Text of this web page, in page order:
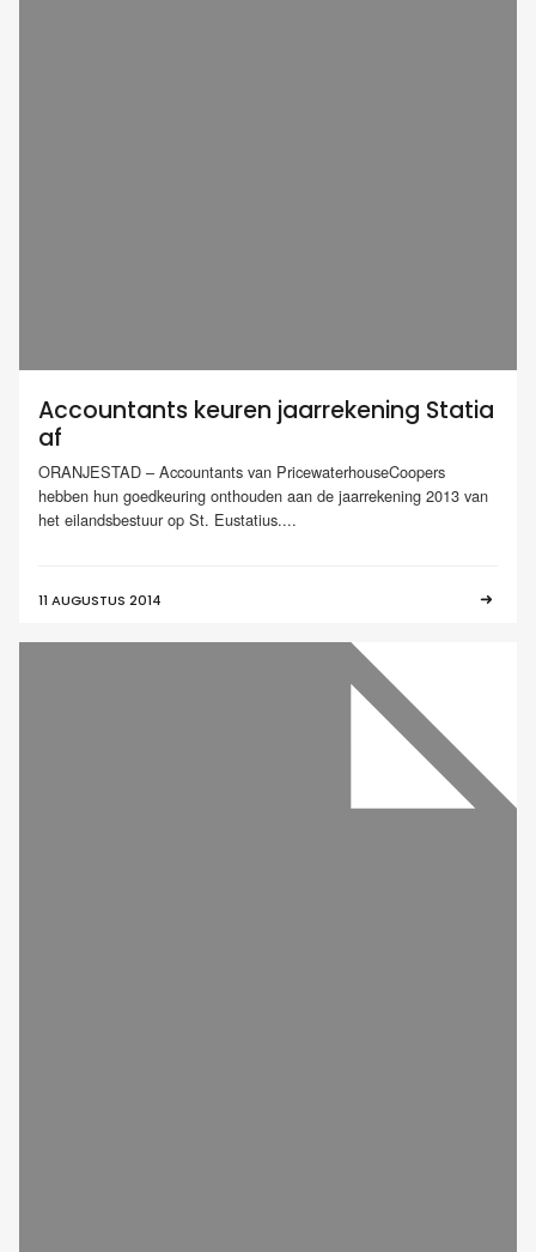
Accountants keuren jaarrekening Statia
af
ORANJESTAD – Accountants van PricewaterhouseCoopers
hebben hun goedkeuring onthouden aan de jaarrekening 2013 van
het eilandsbestuur op St. Eustatius....
11 AUGUSTUS 2014